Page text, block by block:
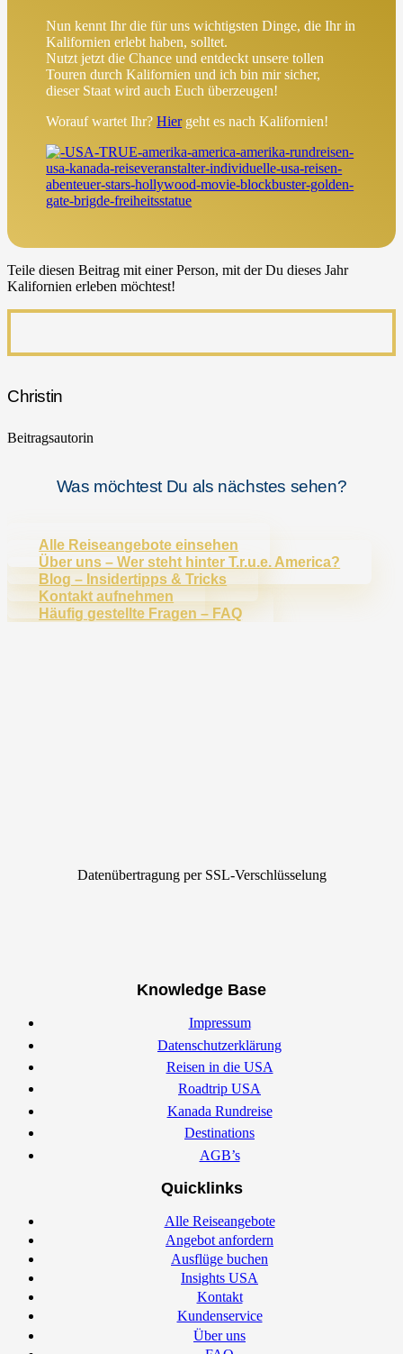
Nun kennt Ihr die für uns wichtigsten Dinge, die Ihr in
Kalifornien erlebt haben, solltet.
Nutzt jetzt die Chance und entdeckt unsere tollen
Touren durch Kalifornien und ich bin mir sicher,
dieser Staat wird auch Euch überzeugen!
Worauf wartet Ihr?Hiergeht es nach Kalifornien!
Teile diesen Beitrag mit einer Person, mit der Du dieses Jahr
Kalifornien erleben möchtest!
Christin
Beitragsautorin
Was möchtest Du als nächstes sehen?
Alle Reiseangebote einsehen
Über uns – Wer steht hinter T.r.u.e. America?
Blog – Insidertipps & Tricks
Kontakt aufnehmen
Häufig gestellte Fragen – FAQ
Datenübertragung per SSL-Verschlüsselung
Knowledge Base
Impressum
Datenschutzerklärung
Reisen in die USA
Roadtrip USA
Kanada Rundreise
Destinations
AGB’s
Quicklinks
Alle Reiseangebote
Angebot anfordern
Ausflüge buchen
Insights USA
Kontakt
Kundenservice
Über uns